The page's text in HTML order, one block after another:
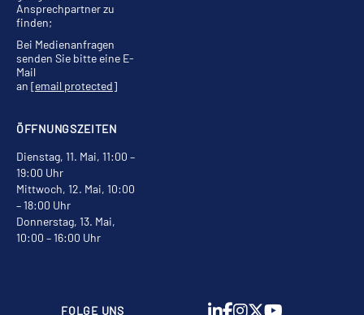
ÖFFNUNGSZEITEN
Dienstag, 11. Mai, 11:00 –
19:00 Uhr
Mittwoch, 12. Mai, 10:00
– 18:00 Uhr
Donnerstag, 13. Mai,
10:00 – 16:00 Uhr
Ansprechpartner zu
finden;
Bei Medienanfragen
senden Sie bitte eine E-
Mail
an [email protected]
FOLGE UNS